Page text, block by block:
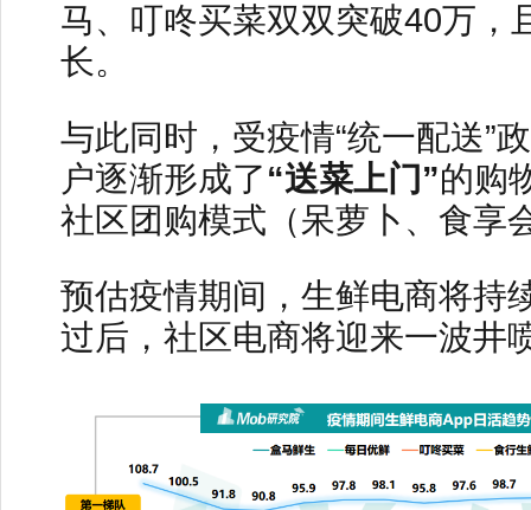
马、叮咚买菜双双突破40万，
长。
与此同时，受疫情“统一配送”
户逐渐形成了“送菜上门”的购
社区团购模式（呆萝卜、食享
预估疫情期间，生鲜电商将持
过后，社区电商将迎来一波井